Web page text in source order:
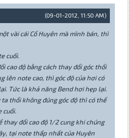
(09-01-2012, 11:50 AM)
vài cái Cổ Huyên mà mình bán, thì
cuối.
cao độ bằng cách thay đổi góc thổi
lên note cao, thì góc độ của hơi có
Tức là khả năng Bend hơi hẹp lại.
thổi không đúng góc độ thì có thể
cuối.
đổi cao độ 1/2 cung khi chúng
tại note thấp nhất của Huyên